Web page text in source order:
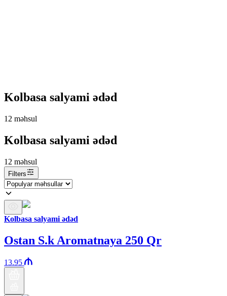
Kolbasa salyami ədəd
12 məhsul
Kolbasa salyami ədəd
12 məhsul
Filters
Kolbasa salyami ədəd
Ostan S.k Aromatnaya 250 Qr
13.95